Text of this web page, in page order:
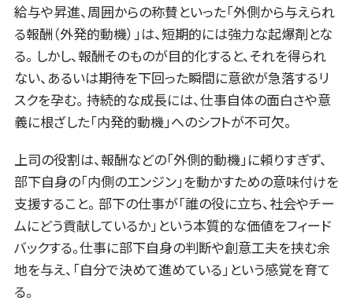
給与や昇進、周囲からの称賛といった「外側から与えられ
る報酬（外発的動機）」は、短期的には強力な起爆剤とな
る。 しかし、報酬そのものが目的化すると、それを得られ
ない、あるいは期待を下回った瞬間に意欲が急落するリ
スクを孕む。 持続的な成長には、仕事自体の面白さや意
義に根ざした「内発的動機」へのシフトが不可欠。
上司の役割は、報酬などの「外側的動機」に頼りすぎず、
部下自身の「内側のエンジン」を動かすための意味付けを
支援すること。 部下の仕事が「誰の役に立ち、社会やチー
ムにどう貢献しているか」という本質的な価値をフィード
バックする。仕事に部下自身の判断や創意工夫を挟む余
地を与え、「自分で決めて進めている」という感覚を育て
る。